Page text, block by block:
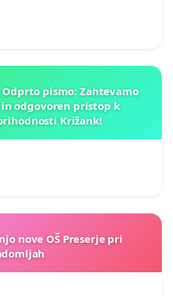
pismo: Zahtevamo
odgovoren pristop k
Križank!
nove OŠ Preserje pri